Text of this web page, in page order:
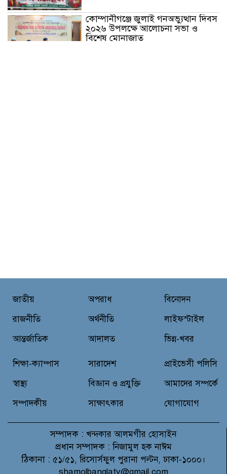
কোম্পানীগঞ্জে জুলাই গনঅভ্যুত্থান দিবস
২০২৬ উপলক্ষে আলোচনা সভা ও
বিশেষ মোনাজাত
নবীনগরে জুলাই গণঅভ্যুত্থান দিবস
প্রতিযোগিতা ও চারা বিতরণ
মাগুরায় জুলাই গণঅভ্যুত্থান দিবসে
মাহফিল অনুষ্ঠিত
জাতীয়
রাজনীতি
আন্তর্জাতিক
অপরাধ
অর্থনীতি
আদালত
বিনোদন
লাইফস্টাইল
ভিন্ন-খবর
শিক্ষা-ক্যাম্পাস
স্বাস্থ্য
সম্পাদকীয়
সারাদেশ
বিজ্ঞান ও প্রযুক্তি
সাক্ষাৎকার
প্রাইভেসী পলিসি
আমাদের সম্পর্কে
যোগাযোগ
সম্পাদক : খন্দকার আলমগীর হোসাইন
প্রধান সম্পাদক : নিজামুল হক নাঈম
ঠিকানা : ৫১/৫১, রিসোর্সফুল পুরানা পল্টন, ঢাকা-১০০০।
shamolbanglatv@gmail.com